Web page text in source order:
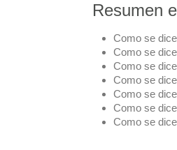
Resumen
Como se
Como se
Como se
Como se
Como se
Como se
Como se